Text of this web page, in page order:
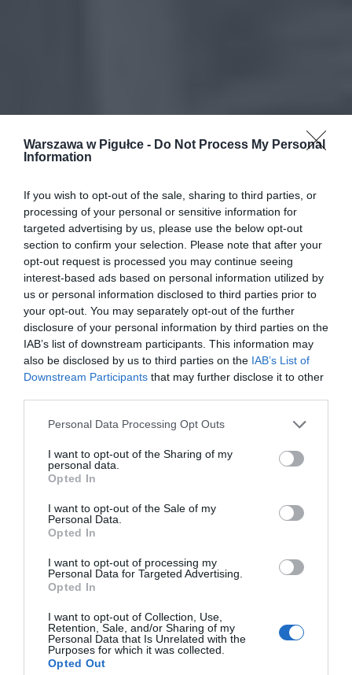
Warszawa w Pigułce - Do Not Process My Personal
Information
If you wish to opt-out of the sale, sharing to third parties, or
processing of your personal or sensitive information for
targeted advertising by us, please use the below opt-out
section to confirm your selection. Please note that after your
opt-out request is processed you may continue seeing
interest-based ads based on personal information utilized by
us or personal information disclosed to third parties prior to
your opt-out. You may separately opt-out of the further
disclosure of your personal information by third parties on the
IAB’s list of downstream participants. This information may
also be disclosed by us to third parties on the IAB’s List of
Downstream Participants that may further disclose it to other
Personal Data Processing Opt Outs
I want to opt-out of the Sharing of my
personal data.
Opted In
I want to opt-out of the Sale of my
Personal Data.
Opted In
I want to opt-out of processing my
Personal Data for Targeted Advertising.
Opted In
I want to opt-out of Collection, Use,
Retention, Sale, and/or Sharing of my
Personal Data that Is Unrelated with the
Purposes for which it was collected.
Opted Out